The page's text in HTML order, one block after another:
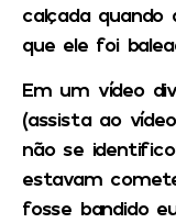
calçada quando
que ele foi
Em um vídeo
(assista ao
não se
estavam
fosse bandido